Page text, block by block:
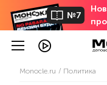
№7
Monocle.ru Политика